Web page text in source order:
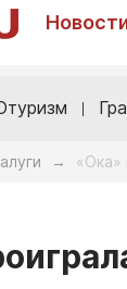
→ «Ока»